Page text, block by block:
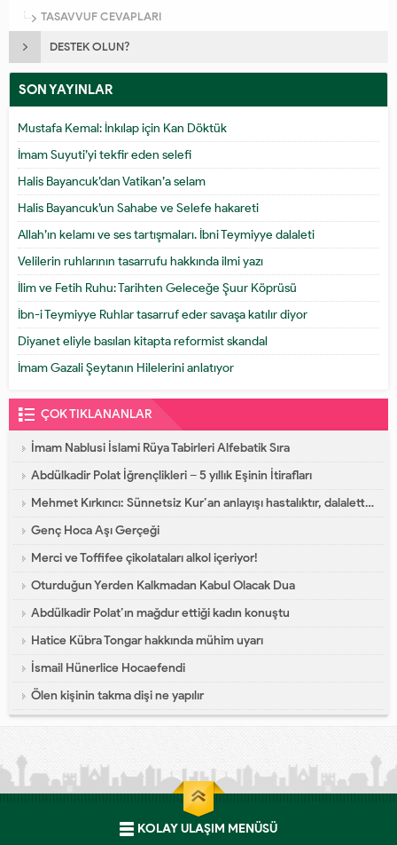
TASAVVUF CEVAPLARI
DESTEK OLUN?
SON YAYINLAR
Mustafa Kemal: İnkılap için Kan Döktük
İmam Suyuti’yi tekfir eden selefi
Halis Bayancuk’dan Vatikan’a selam
Halis Bayancuk’un Sahabe ve Selefe hakareti
Allah’ın kelamı ve ses tartışmaları. İbni Teymiyye dalaleti
Velilerin ruhlarının tasarrufu hakkında ilmi yazı
İlim ve Fetih Ruhu: Tarihten Geleceğe Şuur Köprüsü
İbn-i Teymiyye Ruhlar tasarruf eder savaşa katılır diyor
Diyanet eliyle basılan kitapta reformist skandal
İmam Gazali Şeytanın Hilelerini anlatıyor
ÇOK TIKLANANLAR
İmam Nablusi İslami Rüya Tabirleri Alfebatik Sıra
Abdülkadir Polat İğrençlikleri – 5 yıllık Eşinin İtirafları
Mehmet Kırkıncı: Sünnetsiz Kur’an anlayışı hastalıktır, dalalettir!
Genç Hoca Aşı Gerçeği
Merci ve Toffifee çikolataları alkol içeriyor!
Oturduğun Yerden Kalkmadan Kabul Olacak Dua
Abdülkadir Polat’ın mağdur ettiği kadın konuştu
Hatice Kübra Tongar hakkında mühim uyarı
İsmail Hünerlice Hocaefendi
Ölen kişinin takma dişi ne yapılır
KOLAY ULAŞIM MENÜSÜ